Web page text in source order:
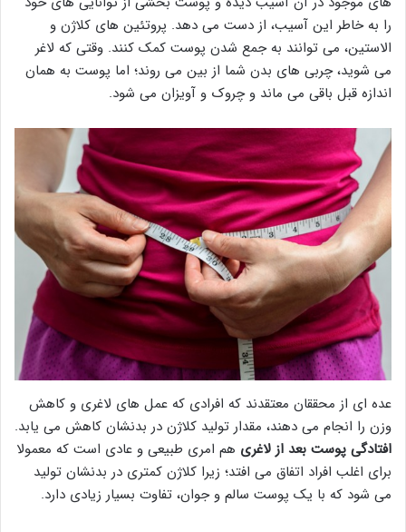
را به خاطر این آسیب، از دست می دهد. پروتئین های کلاژن و
الاستین، می توانند به جمع شدن پوست کمک کنند. وقتی که لاغر
می شوید، چربی های بدن شما از بین می روند؛ اما پوست به همان
اندازه قبل باقی می ماند و چروک و آویزان می شود.
عده ای از محققان معتقدند که افرادی که عمل های لاغری و کاهش
وزن را انجام می دهند، مقدار تولید کلاژن در بدنشان کاهش می یابد.
افتادگی پوست بعد از لاغری هم امری طبیعی و عادی است که معمولا
برای اغلب افراد اتفاق می افتد؛ زیرا کلاژن کمتری در بدنشان تولید
می شود که با یک پوست سالم و جوان، تفاوت بسیار زیادی دارد.